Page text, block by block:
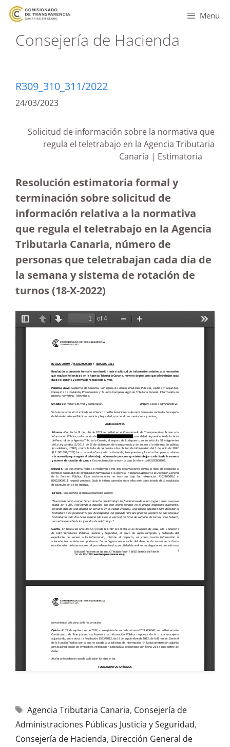
Menu
Consejería de Hacienda
R309_310_311/2022
24/03/2023
Solicitud de información sobre la normativa que
regula el teletrabajo en la Agencia Tributaria
Canaria | Estimatoria
Resolución estimatoria formal y
terminación sobre solicitud de
información relativa a la normativa
que regula el teletrabajo en la Agencia
Tributaria Canaria, número de
personas que teletrabajan cada día de
la semana y sistema de rotación de
turnos (18-X-2022)
Agencia Tributaria Canaria, Consejería de
Administraciones Públicas Justicia y Seguridad,
Consejería de Hacienda, Dirección General de